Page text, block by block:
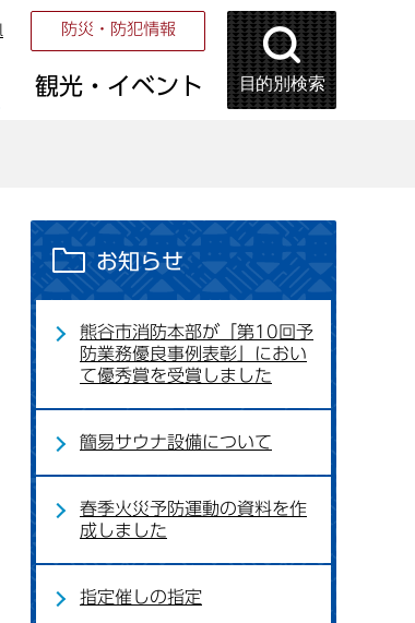
防災・防犯情報
観光・イベント 目的別検索
お知らせ
熊谷市消防本部が「第10回予
防業務優良事例表彰」におい
て優秀賞を受賞しました
簡易サウナ設備について
春季火災予防運動の資料を作
成しました
指定催しの指定